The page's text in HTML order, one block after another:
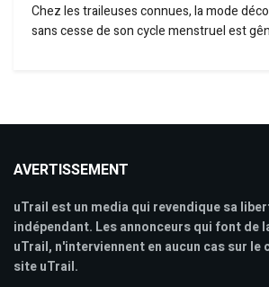
Chez les traileuses connues, la mode
sans cesse de son cycle menstruel est
AVERTISSEMENT
uTrail est un media qui revendique sa
indépendant. Les annonceurs qui font de
uTrail, n'interviennent en aucun cas sur
site uTrail.